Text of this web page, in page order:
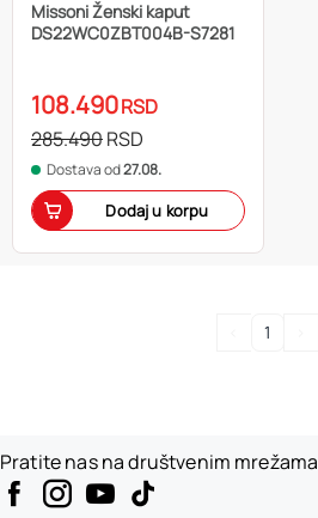
Missoni Ženski kaput
DS22WC0ZBT004B-S7281
108.490RSD
285.490RSD
Dostava od27.08.
Dodaj u korpu
1
Pratite nas na društvenim mrežama